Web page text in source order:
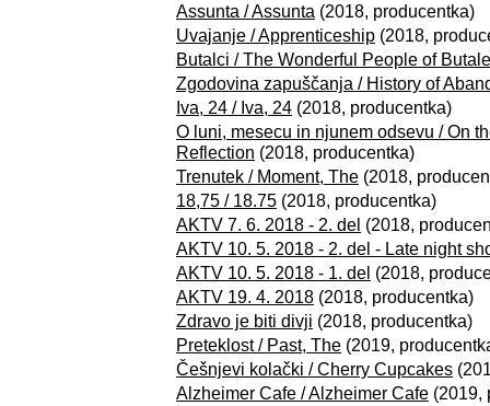
Assunta / Assunta (2018, producentka)
Uvajanje / Apprenticeship (2018,
Butalci / The Wonderful People of Butale
Zgodovina zapuščanja / History of
Iva, 24 / Iva, 24 (2018, producentka)
O luni, mesecu in njunem odsevu / On
Reflection (2018, producentka)
Trenutek / Moment, The (2018,
18,75 / 18.75 (2018, producentka)
AKTV 7. 6. 2018 - 2. del (2018,
AKTV 10. 5. 2018 - 2. del - Late night
AKTV 10. 5. 2018 - 1. del (2018,
AKTV 19. 4. 2018 (2018, producentka)
Zdravo je biti divji (2018, producentka)
Preteklost / Past, The (2019,
Češnjevi kolački / Cherry Cupcakes
Alzheimer Cafe / Alzheimer Cafe (2019,